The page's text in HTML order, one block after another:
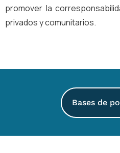
promover la
privados y comunitarios.
Bases de